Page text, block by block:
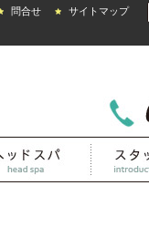
問合せ サイトマップ